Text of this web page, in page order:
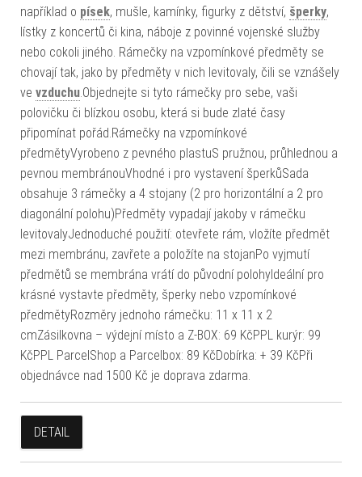
například o písek, mušle, kamínky, figurky z dětství, šperky,
lístky z koncertů či kina, náboje z povinné vojenské služby
nebo cokoli jiného. Rámečky na vzpomínkové předměty se
chovají tak, jako by předměty v nich levitovaly, čili se vznášely
ve vzduchu.Objednejte si tyto rámečky pro sebe, vaši
polovičku či blízkou osobu, která si bude zlaté časy
připomínat pořád.Rámečky na vzpomínkové
předmětyVyrobeno z pevného plastuS pružnou, průhlednou a
pevnou membránouVhodné i pro vystavení šperkůSada
obsahuje 3 rámečky a 4 stojany (2 pro horizontální a 2 pro
diagonální polohu)Předměty vypadají jakoby v rámečku
levitovalyJednoduché použití: otevřete rám, vložíte předmět
mezi membránu, zavřete a položíte na stojanPo vyjmutí
předmětů se membrána vrátí do původní polohyIdeální pro
krásné vystavte předměty, šperky nebo vzpomínkové
předmětyRozměry jednoho rámečku: 11 x 11 x 2
cmZásilkovna – výdejní místo a Z-BOX: 69 KčPPL kurýr: 99
KčPPL ParcelShop a Parcelbox: 89 KčDobírka: + 39 KčPři
objednávce nad 1500 Kč je doprava zdarma.
DETAIL